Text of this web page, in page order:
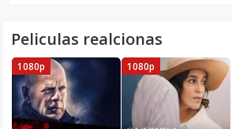
Peliculas realcionas
1080p 1080p